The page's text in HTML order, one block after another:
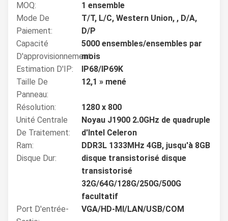
MOQ:
1 ensemble
Mode De
Paiement:
T/T, L/C, Western Union, , D/A,
D/P
Capacité
D'approvisionnement:
5000 ensembles/ensembles par
mois
Estimation D'IP:
IP68/IP69K
Taille De
Panneau:
12,1 » mené
Résolution:
1280 x 800
Unité Centrale
De Traitement:
Noyau J1900 2.0GHz de quadruple
d'Intel Celeron
Ram:
DDR3L 1333MHz 4GB, jusqu'à 8GB
Disque Dur:
disque transistorisé disque
transistorisé
32G/64G/128G/250G/500G
facultatif
Port D'entrée-
VGA/HD-MI/LAN/USB/COM